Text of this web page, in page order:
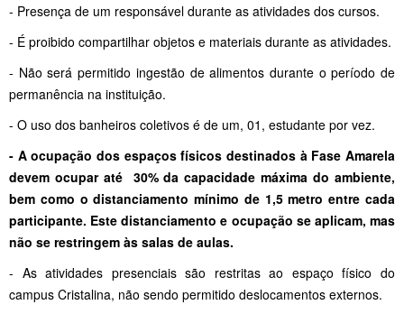
- Presença de um responsável durante as atividades dos cursos.
- É proibido compartilhar objetos e materiais durante as atividades.
- Não será permitido ingestão de alimentos durante o período de
permanência na instituição.
- O uso dos banheiros coletivos é de um, 01, estudante por vez.
- A ocupação dos espaços físicos destinados à Fase Amarela
devem ocupar até 30% da capacidade máxima do ambiente,
bem como o distanciamento mínimo de 1,5 metro entre cada
participante. Este distanciamento e ocupação se aplicam, mas
não se restringem às salas de aulas.
- As atividades presenciais são restritas ao espaço físico do
campus Cristalina, não sendo permitido deslocamentos externos.